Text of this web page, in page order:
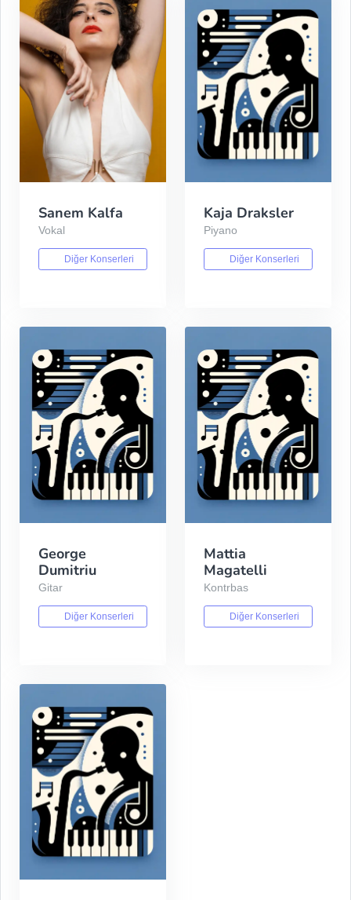
Sanem Kalfa
Vokal
Diğer Konserleri
Kaja Draksler
Piyano
Diğer Konserleri
George
Dumitriu
Gitar
Diğer Konserleri
Mattia
Magatelli
Kontrbas
Diğer Konserleri